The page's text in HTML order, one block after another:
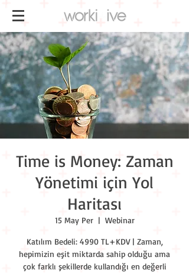
Time is Money: Zaman
Yönetimi için Yol
Haritası
15 May Per
  |
Webinar
Katılım Bedeli: 4990 TL+KDV | Zaman,
hepimizin eşit miktarda sahip olduğu ama
çok farklı şekillerde kullandığı en değerli